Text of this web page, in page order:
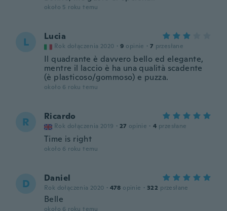
około 5 roku temu
L Lucia
Rok dołączenia 2020 · 9 opinie · 7 przesłane
Il quadrante è davvero bello ed elegante,
mentre il laccio è ha una qualità scadente
(è plasticoso/gommoso) e puzza.
około 6 roku temu
R Ricardo
Rok dołączenia 2019 · 27 opinie · 4 przesłane
Time is right
około 6 roku temu
D Daniel
Rok dołączenia 2020 · 478 opinie · 322 przesłane
Belle
około 6 roku temu